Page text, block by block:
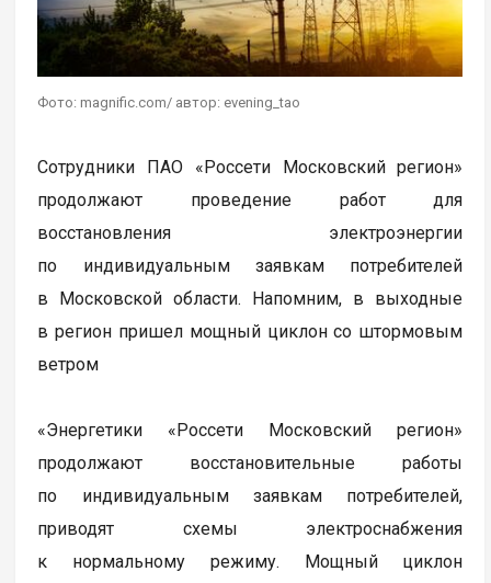
Фото: magnific.com/ автор: evening_tao
Сотрудники ПАО «Россети Московский регион»
продолжают проведение работ для
восстановления электроэнергии
по индивидуальным заявкам потребителей
в Московской области. Напомним, в выходные
в регион пришел мощный циклон со штормовым
ветром
«Энергетики «Россети Московский регион»
продолжают восстановительные работы
по индивидуальным заявкам потребителей,
приводят схемы электроснабжения
к нормальному режиму. Мощный циклон